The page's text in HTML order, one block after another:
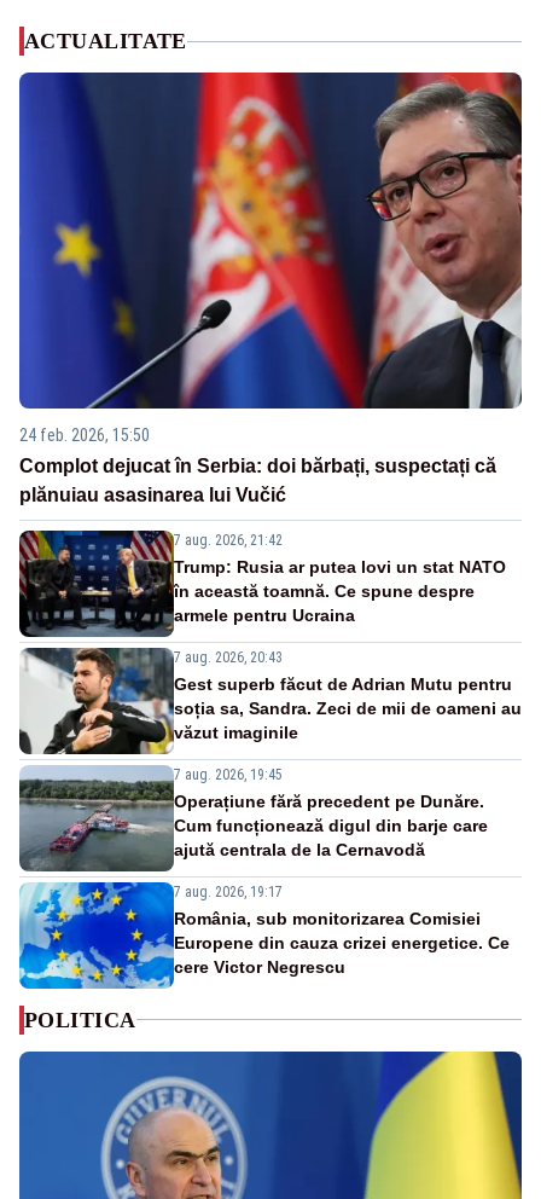
ACTUALITATE
24 feb. 2026, 15:50
Complot dejucat în Serbia: doi bărbați, suspectați că
plănuiau asasinarea lui Vučić
7 aug. 2026, 21:42
Trump: Rusia ar putea lovi un stat NATO
în această toamnă. Ce spune despre
armele pentru Ucraina
7 aug. 2026, 20:43
Gest superb făcut de Adrian Mutu pentru
soția sa, Sandra. Zeci de mii de oameni au
văzut imaginile
7 aug. 2026, 19:45
Operațiune fără precedent pe Dunăre.
Cum funcționează digul din barje care
ajută centrala de la Cernavodă
7 aug. 2026, 19:17
România, sub monitorizarea Comisiei
Europene din cauza crizei energetice. Ce
cere Victor Negrescu
POLITICA